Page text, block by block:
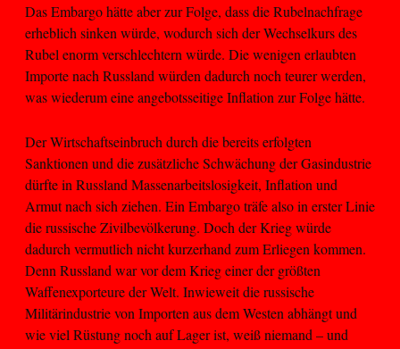
Das Embargo hätte aber zur Folge, dass die Rubelnachfrage
erheblich sinken würde, wodurch sich der Wechselkurs des
Rubel enorm verschlechtern würde. Die wenigen erlaubten
Importe nach Russland würden dadurch noch teurer werden,
was wiederum eine angebotsseitige Inflation zur Folge hätte.
Der Wirtschaftseinbruch durch die bereits erfolgten
Sanktionen und die zusätzliche Schwächung der Gasindustrie
dürfte in Russland Massenarbeitslosigkeit, Inflation und
Armut nach sich ziehen. Ein Embargo träfe also in erster Linie
die russische Zivilbevölkerung. Doch der Krieg würde
dadurch vermutlich nicht kurzerhand zum Erliegen kommen.
Denn Russland war vor dem Krieg einer der größten
Waffenexporteure der Welt. Inwieweit die russische
Militärindustrie von Importen aus dem Westen abhängt und
wie viel Rüstung noch auf Lager ist, weiß niemand – und